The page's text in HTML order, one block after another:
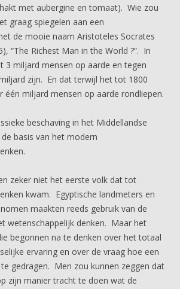
met aubergine en tomaat). Wie zou
graag spiegelen aan een
de mooie naam Aristoteles Socrates
“The Richest Man in the World ?”. In
3 miljard mensen op aarde en tegen
zijn. En dat terwijl het tot 1800
één miljard mensen op aarde rondliepen.
beschaving in het Middellandse
basis van het modern
zeker niet het eerste volk dat tot
kwam. Egyptische landmeters en
maakten reeds gebruik van de
wetenschappelijk denken. Maar het
begonnen na te denken over het totaal
ervaring en over de vraag hoe een
gedragen. Men zou kunnen zeggen dat
zijn manier tracht te doen wat de